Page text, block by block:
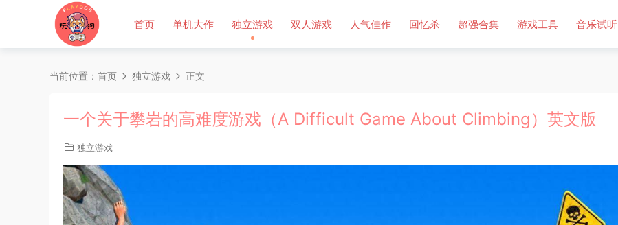
首页 单机大作 独立游戏 双人游戏 人气佳作 回忆杀 超强合集 游戏工具 音乐试听
当前位置： 首页 独立游戏 正文
一个关于攀岩的高难度游戏（A Difficult Game About Climbing）英文版
独立游戏